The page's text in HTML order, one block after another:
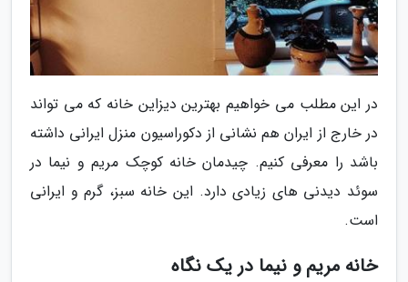
در این مطلب می خواهیم بهترین دیزاین خانه که می تواند
در خارج از ایران هم نشانی از دکوراسیون منزل ایرانی داشته
باشد را معرفی کنیم. چیدمان خانه کوچک مریم و نیما در
سوئد دیدنی های زیادی دارد. این خانه سبز، گرم و ایرانى
است.
خانه مریم و نیما در یک نگاه